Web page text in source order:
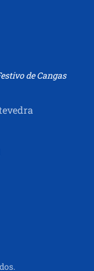
de Cangas